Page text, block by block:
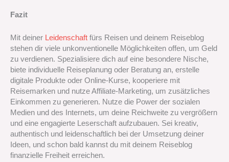
Fazit
Mit deiner Leidenschaft fürs Reisen und deinem Reiseblog
stehen dir viele unkonventionelle Möglichkeiten offen, um Geld
zu verdienen. Spezialisiere dich auf eine besondere Nische,
biete individuelle Reiseplanung oder Beratung an, erstelle
digitale Produkte oder Online-Kurse, kooperiere mit
Reisemarken und nutze Affiliate-Marketing, um zusätzliches
Einkommen zu generieren. Nutze die Power der sozialen
Medien und des Internets, um deine Reichweite zu vergrößern
und eine engagierte Leserschaft aufzubauen. Sei kreativ,
authentisch und leidenschaftlich bei der Umsetzung deiner
Ideen, und schon bald kannst du mit deinem Reiseblog
finanzielle Freiheit erreichen.